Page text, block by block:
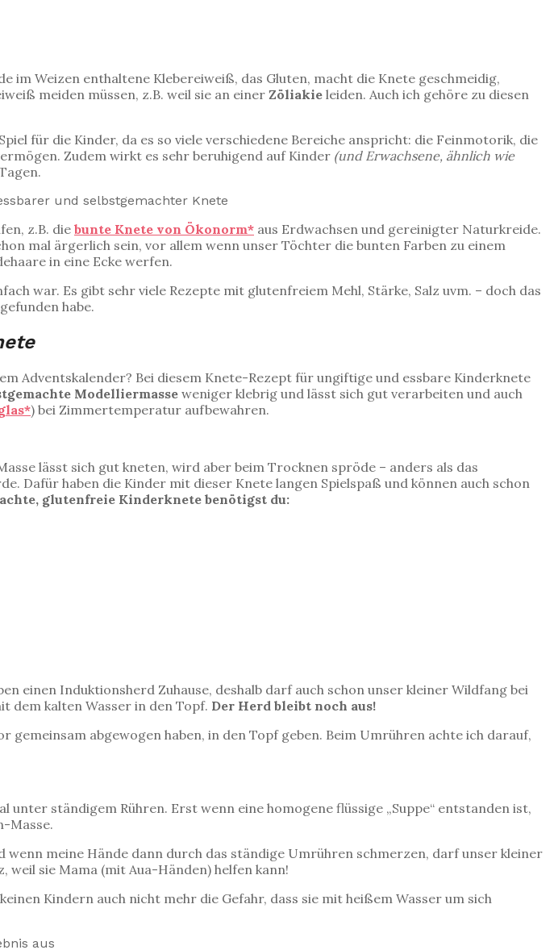
im Weizen enthaltene Klebereiweiß, das Gluten, macht die Knete geschmeidig,
meiden müssen, z.B. weil sie an einer Zöliakie leiden. Auch ich gehöre zu diesen
für die Kinder, da es so viele verschiedene Bereiche anspricht: die Feinmotorik, die
Zudem wirkt es sehr beruhigend auf Kinder (und Erwachsene, ähnlich wie
z.B. die bunte Knete von Ökonorm* aus Erdwachsen und gereinigter Naturkreide.
mal ärgerlich sein, vor allem wenn unser Töchter die bunten Farben zu einem
in eine Ecke werfen.
war. Es gibt sehr viele Rezepte mit glutenfreiem Mehl, Stärke, Salz uvm. – doch das
gefunden habe.
Adventskalender? Bei diesem Knete-Rezept für ungiftige und essbare Kinderknete
Modelliermasseweniger klebrig und lässt sich gut verarbeiten und auch
) bei Zimmertemperatur aufbewahren.
lässt sich gut kneten, wird aber beim Trocknen spröde – anders als das
Dafür haben die Kinder mit dieser Knete langen Spielspaß und können auch schon
glutenfreie Kinderknete benötigst du:
einen Induktionsherd Zuhause, deshalb darf auch schon unser kleiner Wildfang bei
dem kalten Wasser in den Topf. Der Herd bleibt noch aus!
abgewogen haben, in den Topf geben. Beim Umrühren achte ich darauf,
ständigem Rühren. Erst wenn eine homogene flüssige „Suppe“ entstanden ist,
Masse.
meine Hände dann durch das ständige Umrühren schmerzen, darf unser kleiner
sie Mama (mit Aua-Händen) helfen kann!
Kindern auch nicht mehr die Gefahr, dass sie mit heißem Wasser um sich